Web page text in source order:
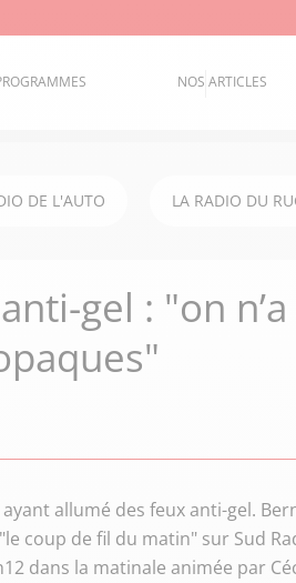
NOS ARTICLES
DE L'AUTO LA RADIO DU
gel : "on n’a
allumé des feux anti-gel.
coup de fil du matin" sur Sud
dans la matinale animée par